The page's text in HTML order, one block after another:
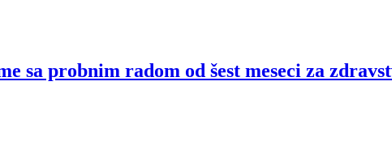
sa probnim radom od šest meseci za